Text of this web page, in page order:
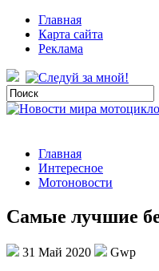
Главная
Карта сайта
Реклама
Главная
Интересное
Мотоновости
Cамые лучшие
31 Май 2020
Gwp